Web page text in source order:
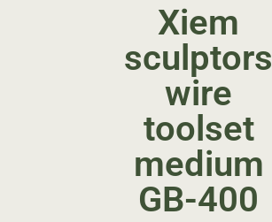
Xiem
sculptors
wire
toolset
medium
GB-400